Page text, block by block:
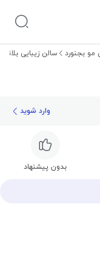
مو بجنورد سالن زیبایی بلانژ
وارد شوید
بدون پیشنهاد